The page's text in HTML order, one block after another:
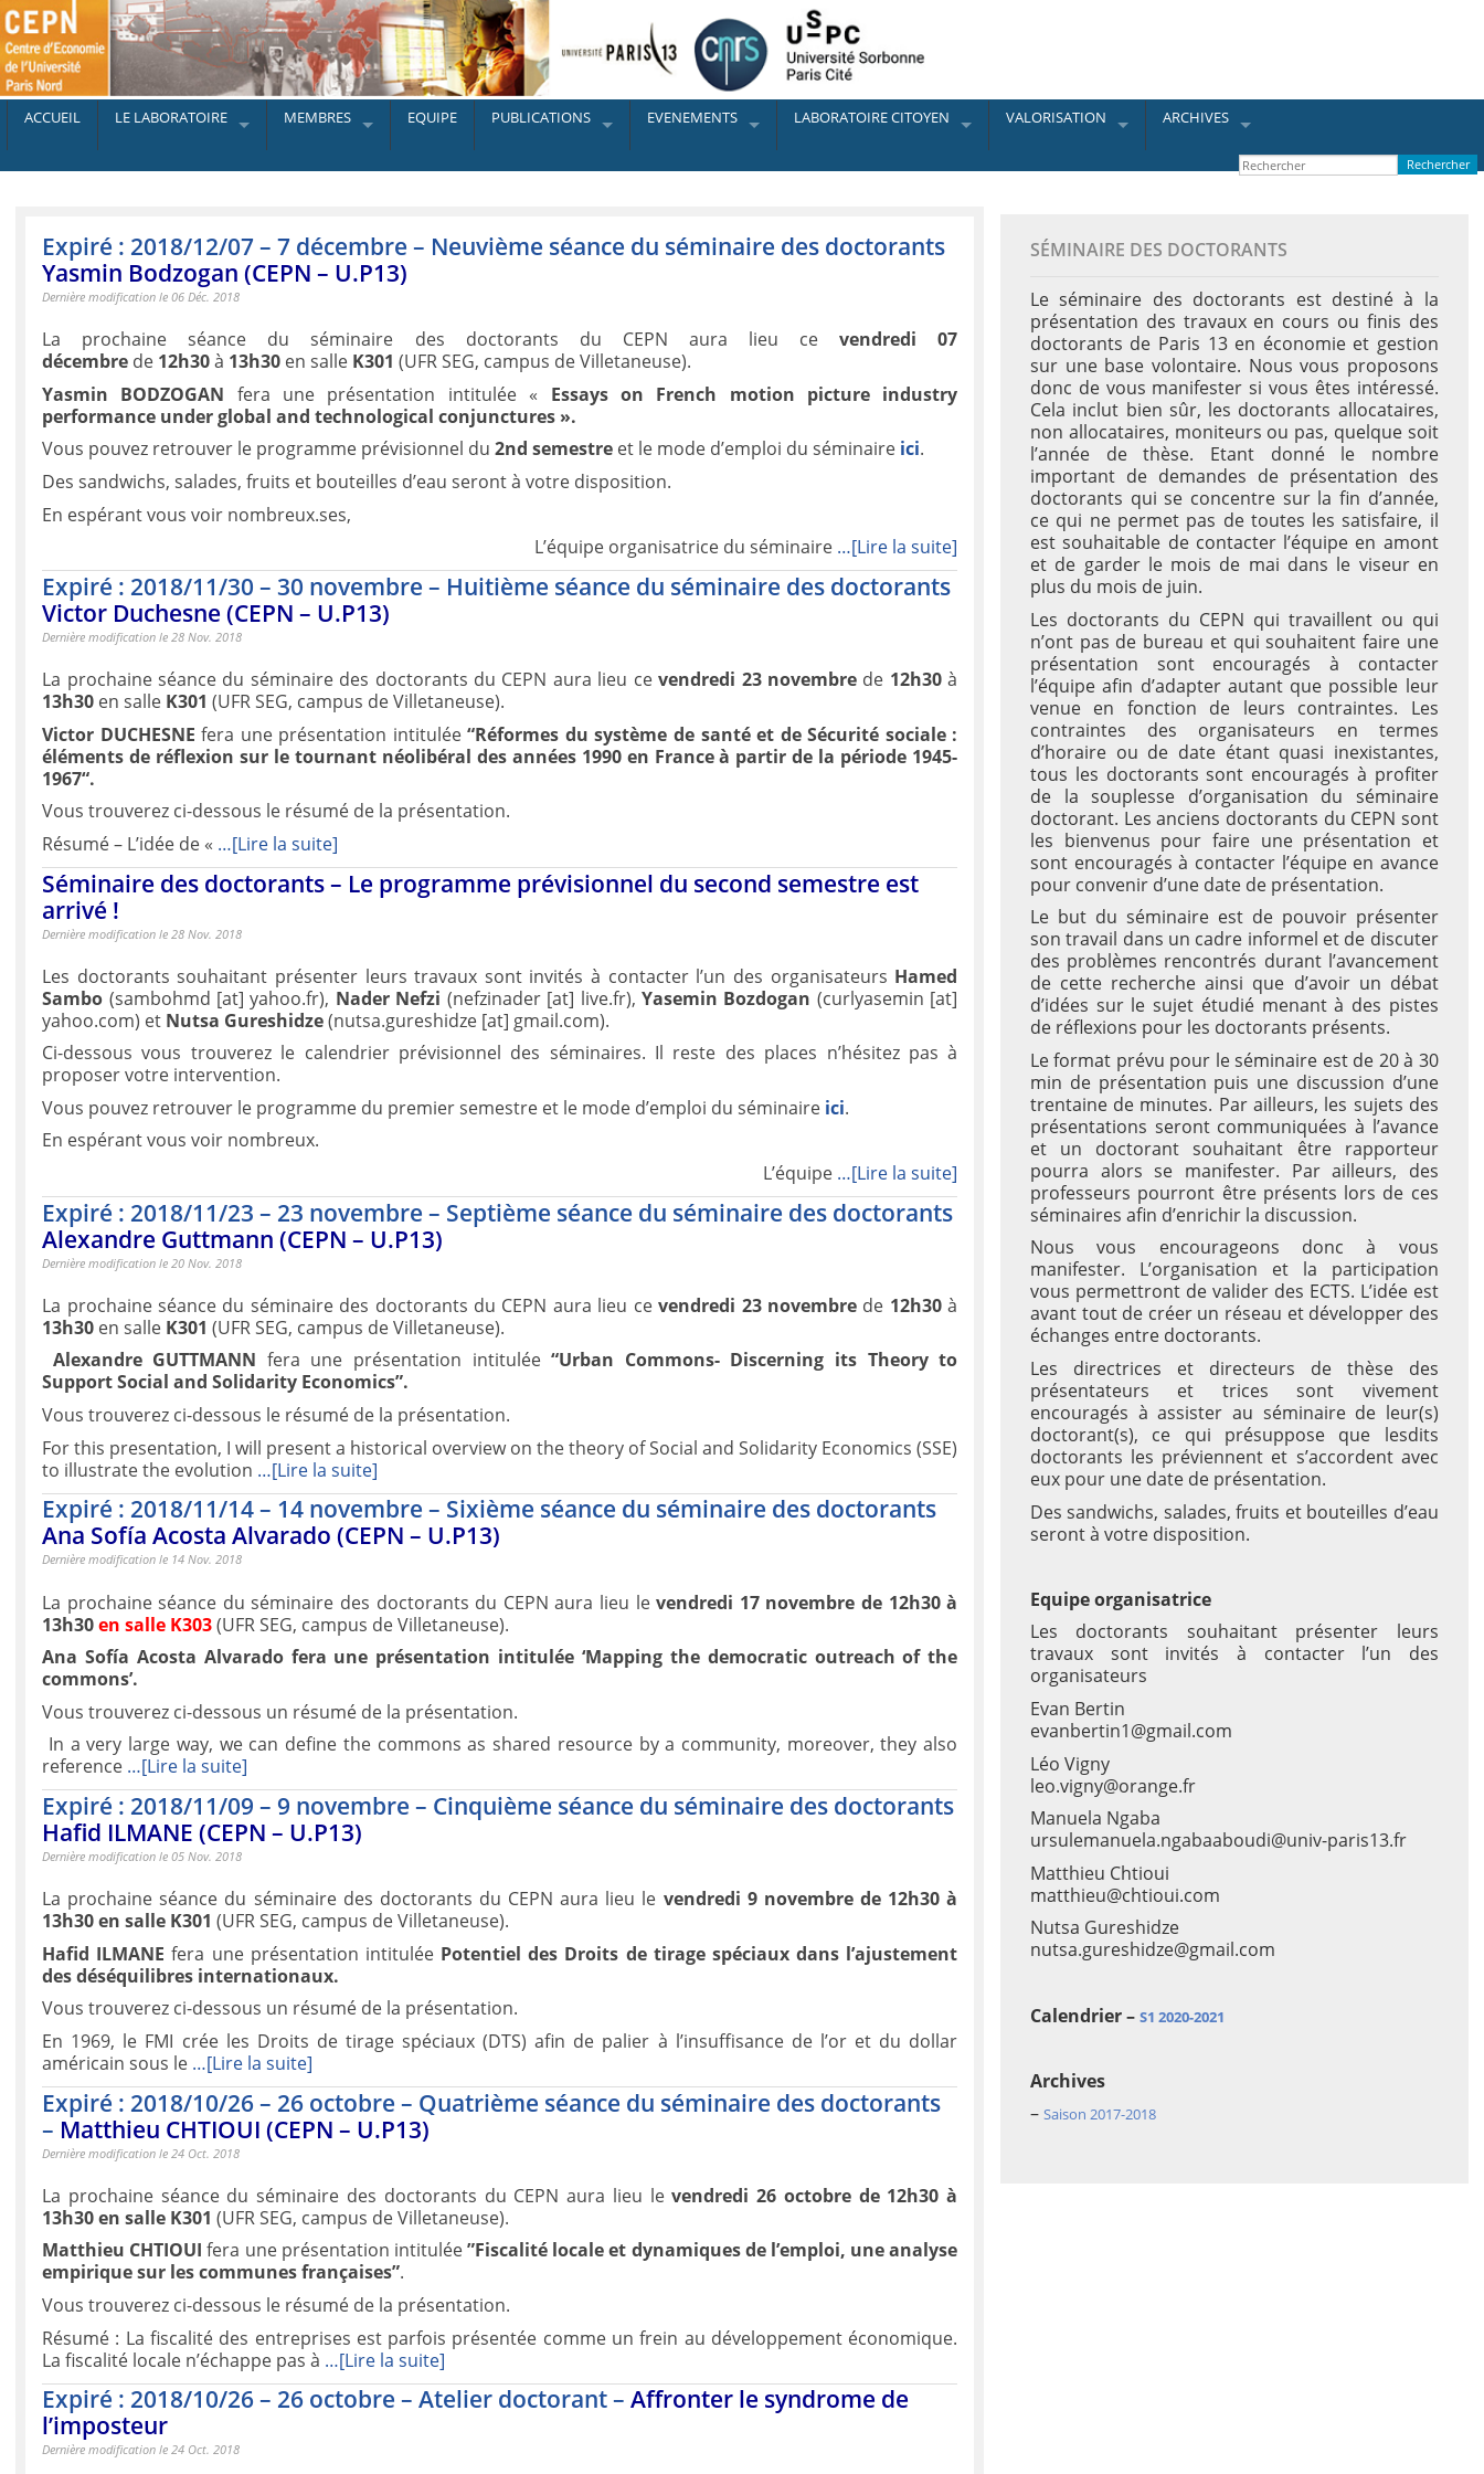
ACCUEIL LE LABORATOIRE MEMBRES EQUIPE PUBLICATIONS EVENEMENTS LABORATOIRE CITOYEN VALORISATION ARCHIVES
Expiré : 2018/12/07 – 7 décembre – Neuvième séance du séminaire des doctorants
Yasmin Bodzogan (CEPN – U.P13)
Dernière modification le 06 Déc. 2018
La prochaine séance du séminaire des doctorants du CEPN aura lieu cevendredi 07
décembre de 12h30à 13h30 en salle K301(UFR SEG, campus de Villetaneuse).
Yasmin BODZOGAN fera une présentation intitulée « Essays on French motion picture industry
performance under global and technological conjunctures ».
Vous pouvez retrouver le programme prévisionnel du2nd semestre et le mode d’emploi du séminaire ici.
Des sandwichs, salades, fruits et bouteilles d’eau seront à votre disposition.
En espérant vous voir nombreux.ses,
L’équipe organisatrice du séminaire …[Lire la suite]
Expiré : 2018/11/30 – 30 novembre – Huitième séance du séminaire des doctorants
Victor Duchesne (CEPN – U.P13)
Dernière modification le 28 Nov. 2018
La prochaine séance du séminaire des doctorants du CEPN aura lieu cevendredi 23 novembre de 12h30à
13h30 en salle K301(UFR SEG, campus de Villetaneuse).
Victor DUCHESNE fera une présentation intitulée“Réformes du système de santé et de Sécurité sociale :
éléments de réflexion sur le tournant néolibéral des années 1990 en France à partir de la période 1945-
1967“.
Vous trouverez ci-dessous le résumé de la présentation.
Résumé – L’idée de « …[Lire la suite]
Séminaire des doctorants – Le programme prévisionnel du second semestre est
arrivé !
Dernière modification le 28 Nov. 2018
Les doctorants souhaitant présenter leurs travaux sont invités à contacter l’un des organisateurs Hamed
Sambo (sambohmd [at] yahoo.fr), Nader Nefzi (nefzinader [at] live.fr), Yasemin Bozdogan (curlyasemin [at]
yahoo.com) et Nutsa Gureshidze(nutsa.gureshidze [at] gmail.com).
Ci-dessous vous trouverez le calendrier prévisionnel des séminaires. Il reste des places n’hésitez pas à
proposer votre intervention.
Vous pouvez retrouver le programme du premier semestre et le mode d’emploi du séminaire ici.
En espérant vous voir nombreux.
L’équipe …[Lire la suite]
Expiré : 2018/11/23 – 23 novembre – Septième séance du séminaire des doctorants
Alexandre Guttmann (CEPN – U.P13)
Dernière modification le 20 Nov. 2018
La prochaine séance du séminaire des doctorants du CEPN aura lieu cevendredi 23 novembre de 12h30à
13h30 en salle K301(UFR SEG, campus de Villetaneuse).
Alexandre GUTTMANN fera une présentation intitulée“Urban Commons- Discerning its Theory to
Support Social and Solidarity Economics”.
Vous trouverez ci-dessous le résumé de la présentation.
For this presentation, I will present a historical overview on the theory of Social and Solidarity Economics (SSE)
to illustrate the evolution …[Lire la suite]
Expiré : 2018/11/14 – 14 novembre – Sixième séance du séminaire des doctorants
Ana Sofía Acosta Alvarado (CEPN – U.P13)
Dernière modification le 14 Nov. 2018
La prochaine séance du séminaire des doctorants du CEPN aura lieu levendredi 17 novembre de 12h30 à
13h30en salle K303(UFR SEG, campus de Villetaneuse).
Ana Sofía Acosta Alvarado fera une présentation intitulée ‘Mapping the democratic outreach of the
commons’.
Vous trouverez ci-dessous un résumé de la présentation.
In a very large way, we can define the commons as shared resource by a community, moreover, they also
reference …[Lire la suite]
Expiré : 2018/11/09 – 9 novembre – Cinquième séance du séminaire des doctorants
Hafid ILMANE (CEPN – U.P13)
Dernière modification le 05 Nov. 2018
La prochaine séance du séminaire des doctorants du CEPN aura lieu le vendredi 9 novembre de 12h30 à
13h30 en salle K301 (UFR SEG, campus de Villetaneuse).
Hafid ILMANE fera une présentation intituléePotentiel des Droits de tirage spéciaux dans l’ajustement
des déséquilibres internationaux.
Vous trouverez ci-dessous un résumé de la présentation.
En 1969, le FMI crée les Droits de tirage spéciaux (DTS) afin de palier à l’insuffisance de l’or et du dollar
américain sous le …[Lire la suite]
Expiré : 2018/10/26 – 26 octobre – Quatrième séance du séminaire des doctorants
– Matthieu CHTIOUI (CEPN – U.P13)
Dernière modification le 24 Oct. 2018
La prochaine séance du séminaire des doctorants du CEPN aura lieu levendredi 26 octobre de 12h30 à
13h30 en salle K301 (UFR SEG, campus de Villetaneuse).
Matthieu CHTIOUI fera une présentation intitulée”Fiscalité locale et dynamiques de l’emploi, une analyse
empirique sur les communes françaises”.
Vous trouverez ci-dessous le résumé de la présentation.
Résumé : La fiscalité des entreprises est parfois présentée comme un frein au développement économique.
La fiscalité locale n’échappe pas à …[Lire la suite]
Expiré : 2018/10/26 – 26 octobre – Atelier doctorant –Affronter le syndrome de
l’imposteur
Dernière modification le 24 Oct. 2018
SÉMINAIRE DES DOCTORANTS
Le séminaire des doctorants est destiné à la
présentation des travaux en cours ou finis des
doctorants de Paris 13 en économie et gestion
sur une base volontaire. Nous vous proposons
donc de vous manifester si vous êtes intéressé.
Cela inclut bien sûr, les doctorants allocataires,
non allocataires, moniteurs ou pas, quelque soit
l’année de thèse. Etant donné le nombre
important de demandes de présentation des
doctorants qui se concentre sur la fin d’année,
ce qui ne permet pas de toutes les satisfaire, il
est souhaitable de contacter l’équipe en amont
et de garder le mois de mai dans le viseur en
plus du mois de juin.
Les doctorants du CEPN qui travaillent ou qui
n’ont pas de bureau et qui souhaitent faire une
présentation sont encouragés à contacter
l’équipe afin d’adapter autant que possible leur
venue en fonction de leurs contraintes. Les
contraintes des organisateurs en termes
d’horaire ou de date étant quasi inexistantes,
tous les doctorants sont encouragés à profiter
de la souplesse d’organisation du séminaire
doctorant. Les anciens doctorants du CEPN sont
les bienvenus pour faire une présentation et
sont encouragés à contacter l’équipe en avance
pour convenir d’une date de présentation.
Le but du séminaire est de pouvoir présenter
son travail dans un cadre informel et de discuter
des problèmes rencontrés durant l’avancement
de cette recherche ainsi que d’avoir un débat
d’idées sur le sujet étudié menant à des pistes
de réflexions pour les doctorants présents.
Le format prévu pour le séminaire est de 20 à 30
min de présentation puis une discussion d’une
trentaine de minutes. Par ailleurs, les sujets des
présentations seront communiquées à l’avance
et un doctorant souhaitant être rapporteur
pourra alors se manifester. Par ailleurs, des
professeurs pourront être présents lors de ces
séminaires afin d’enrichir la discussion.
Nous vous encourageons donc à vous
manifester. L’organisation et la participation
vous permettront de valider des ECTS. L’idée est
avant tout de créer un réseau et développer des
échanges entre doctorants.
Les directrices et directeurs de thèse des
présentateurs et trices sont vivement
encouragés à assister au séminaire de leur(s)
doctorant(s), ce qui présuppose que lesdits
doctorants les préviennent et s’accordent avec
eux pour une date de présentation.
Des sandwichs, salades, fruits et bouteilles d’eau
seront à votre disposition.
Equipe organisatrice
Les doctorants souhaitant présenter leurs
travaux sont invités à contacter l’un des
organisateurs
Evan Bertin
evanbertin1@gmail.com
Léo Vigny
leo.vigny@orange.fr
Manuela Ngaba
ursulemanuela.ngabaaboudi@univ-paris13.fr
Matthieu Chtioui
matthieu@chtioui.com
Nutsa Gureshidze
nutsa.gureshidze@gmail.com
Calendrier – S1 2020-2021
Archives
– Saison 2017-2018